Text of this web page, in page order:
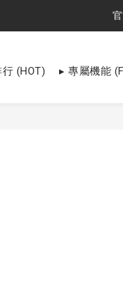
(HOT) ▸ 專屬機能